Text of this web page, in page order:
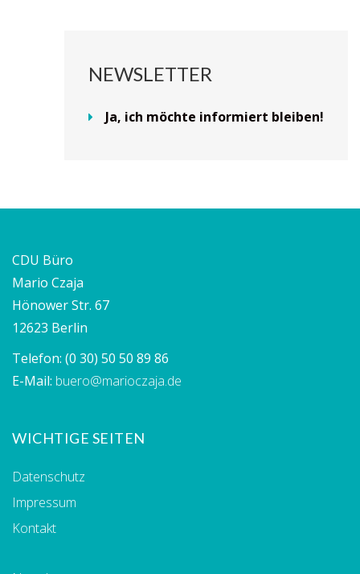
NEWSLETTER
Ja, ich möchte informiert bleiben!
CDU Büro
Mario Czaja
Hönower Str. 67
12623 Berlin
Telefon: (0 30) 50 50 89 86
E-Mail: buero@marioczaja.de
WICHTIGE SEITEN
Datenschutz
Impressum
Kontakt